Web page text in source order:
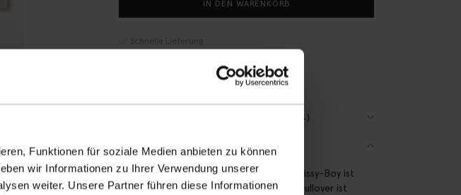
Funktionen für soziale Medien anbieten zu können
wir Informationen zu Ihrer Verwendung unserer
weiter. Unsere Partner führen diese Informationen
IN DEN WARENKORB
Schnelle Lieferung
(4)
BESCHREIBUNG
Dieser weiße Raglan-Sweater der Marke Sissy-Boy ist
das perfekte Item für kühlere Tage. Der Pullover ist